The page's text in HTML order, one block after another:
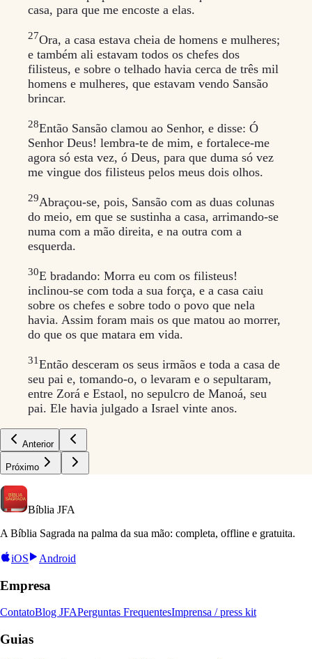
casa, para que me encoste a elas.
27Ora, a casa estava cheia de homens e mulheres;
e também ali estavam todos os chefes dos
filisteus, e sobre o telhado havia cerca de três mil
homens e mulheres, que estavam vendo Sansão
brincar.
28Então Sansão clamou ao Senhor, e disse: Ó
Senhor Deus! lembra-te de mim, e fortalece-me
agora só esta vez, ó Deus, para que duma só vez
me vingue dos filisteus pelos meus dois olhos.
29Abraçou-se, pois, Sansão com as duas colunas
do meio, em que se sustinha a casa, arrimando-se
numa com a mão direita, e na outra com a
esquerda.
30E bradando: Morra eu com os filisteus!
inclinou-se com toda a sua força, e a casa caiu
sobre os chefes e sobre todo o povo que nela
havia. Assim foram mais os que matou ao morrer,
do que os que matara em vida.
31Então desceram os seus irmãos e toda a casa de
seu pai e, tomando-o, o levaram e o sepultaram,
entre Zorá e Estaol, no sepulcro de Manoá, seu
pai. Ele havia julgado a Israel vinte anos.
Anterior
Próximo
Bíblia JFA
A Bíblia Sagrada na palma da sua mão: completa, offline e gratuita.
iOS Android
Empresa
ContatoBlog JFAPerguntas FrequentesImprensa / press kit
Guias